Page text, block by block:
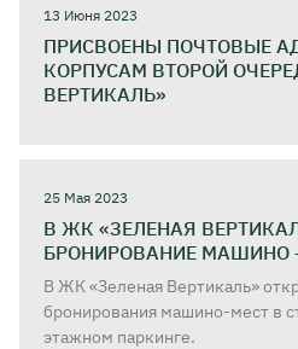
13 Июня 2023
ПРИСВОЕНЫ ПОЧТОВЫЕ
КОРПУСАМ ВТОРОЙ
ВЕРТИКАЛЬ»
25 Мая 2023
В ЖК «ЗЕЛЕНАЯ
БРОНИРОВАНИЕ МАШИНО
В ЖК «Зеленая Вертикаль»
бронирования машино-мест в
этажном паркинге.